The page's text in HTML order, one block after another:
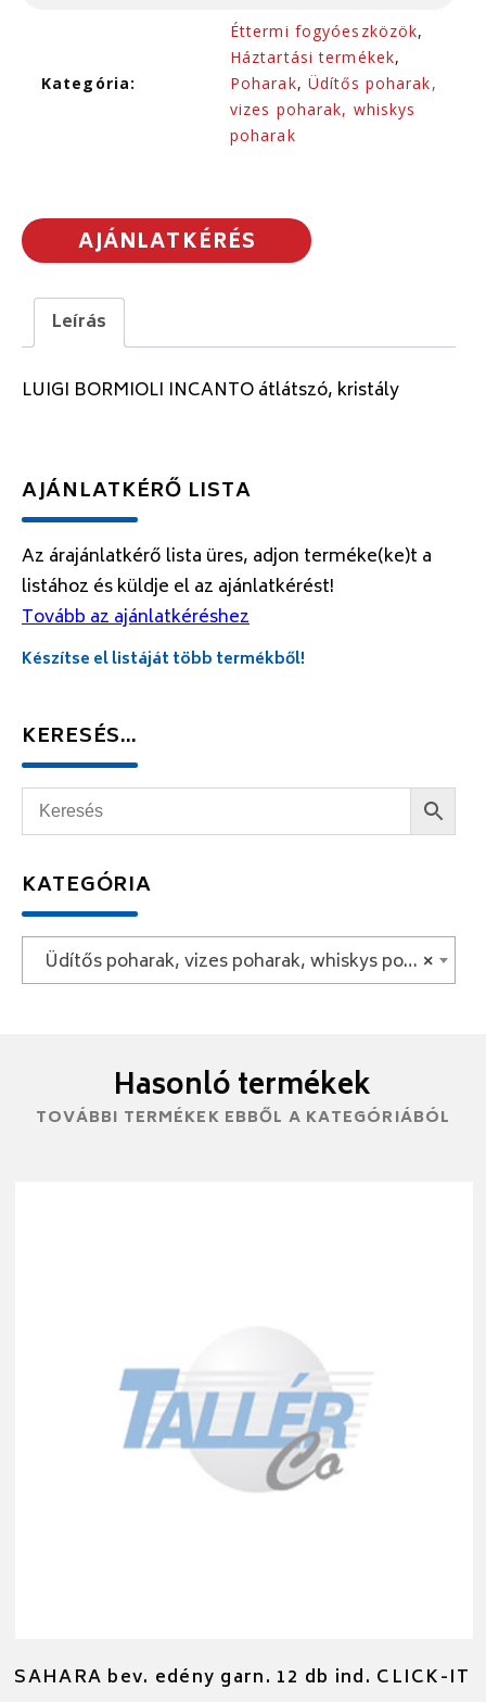
Kategória:
Éttermi fogyóeszközök,
Háztartási termékek,
Poharak, Üdítős poharak,
vizes poharak, whiskys
poharak
AJÁNLATKÉRÉS
Leírás
LUIGI BORMIOLI INCANTO átlátszó, kristály
AJÁNLATKÉRŐ LISTA
Az árajánlatkérő lista üres, adjon terméke(ke)t a
listához és küldje el az ajánlatkérést!
Tovább az ajánlatkéréshez
Készítse el listáját több termékből!
KERESÉS…
KATEGÓRIA
×
Üdítős poharak, vizes poharak, whiskys poharak
Hasonló termékek
TOVÁBBI TERMÉKEK EBBŐL A KATEGÓRIÁBÓL
SAHARA bev. edény garn. 12 db ind. CLICK-IT